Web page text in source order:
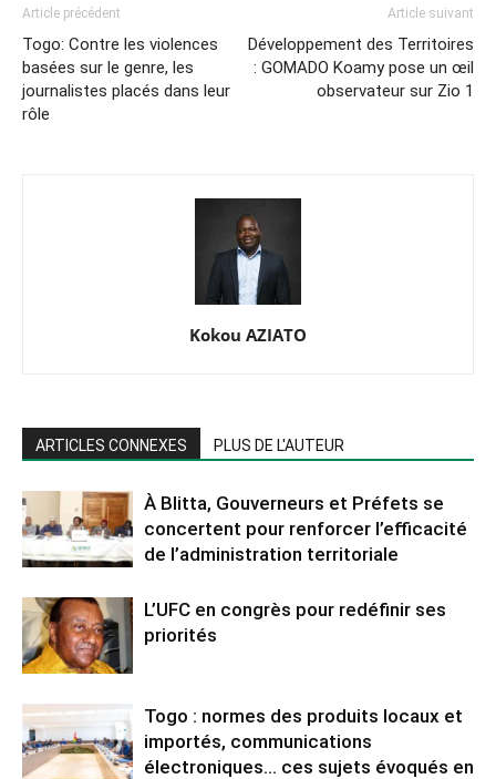
Article précédent
Togo: Contre les violences
basées sur le genre, les
journalistes placés dans leur
rôle
Article suivant
Développement des Territoires
: GOMADO Koamy pose un œil
observateur sur Zio 1
Kokou AZIATO
ARTICLES CONNEXES PLUS DE L'AUTEUR
À Blitta, Gouverneurs et Préfets se
concertent pour renforcer l’efficacité
de l’administration territoriale
L’UFC en congrès pour redéfinir ses
priorités
Togo : normes des produits locaux et
importés, communications
électroniques… ces sujets évoqués en